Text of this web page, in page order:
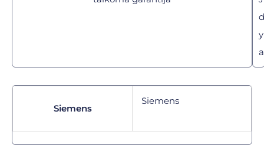
Siemens
Siemens